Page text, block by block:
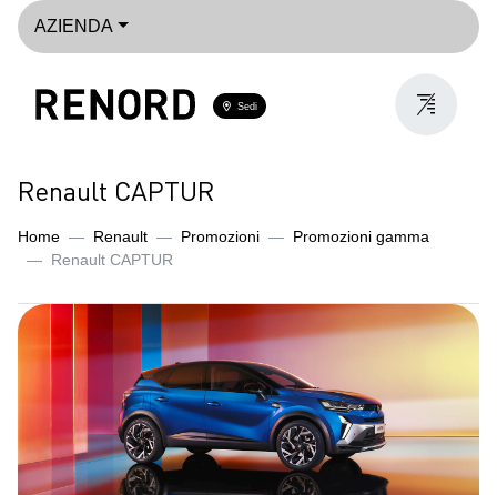
AZIENDA
Sedi
Renault CAPTUR
Home Renault Promozioni
Promozioni gamma
Renault CAPTUR